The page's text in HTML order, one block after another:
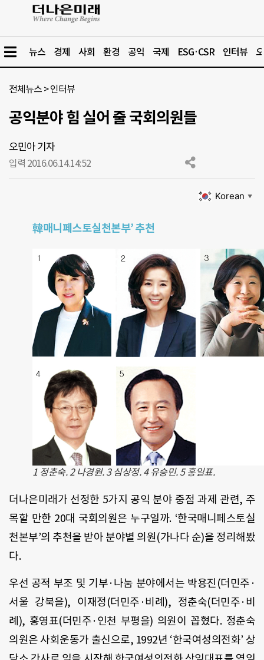
뉴스 경제 사회 환경 공익 국제 ESG·CSR 인터뷰
전체뉴스 >인터뷰
공익분야 힘 실어 줄 국회의원들
오민아 기자
입력 2016.06.14.14:52
Korean ▼
韓매니페스토실천본부’ 추천
1 정춘숙. 2 나경원. 3 심상정. 4 유승민. 5 홍일표.
더나은미래가 선정한 5가지 공익 분야 중점 과제 관련, 주
목할 만한 20대 국회의원은 누구일까. ‘한국매니페스토실
천본부’의 추천을 받아 분야별 의원(가나다 순)을 정리해봤
다.
우선 공적 부조 및 기부·나눔 분야에서는 박용진(더민주·
서울 강북을), 이재정(더민주·비례), 정춘숙(더민주·비
례), 홍영표(더민주·인천 부평을) 의원이 꼽혔다. 정춘숙
의원은 사회운동가 출신으로, 1992년 ‘한국여성의전화’ 상